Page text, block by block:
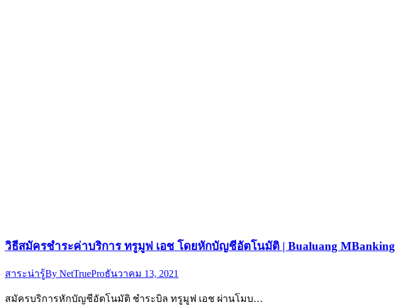
วิธีสมัครชำระค่าบริการ ทรูมูฟ เอช โดยหักบัญชีอัตโนมัติ | Bualuang MBanking
สาระน่ารู้By NetTrueProธันวาคม 13, 2021
สมัครบริการหักบัญชีอัตโนมัติ ชำระบิล ทรูมูฟ เอช ผ่านโมบ…